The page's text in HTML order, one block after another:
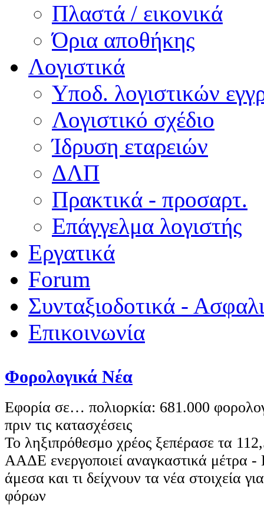
Πλαστά / εικονικά
Όρια αποθήκης
Λογιστικά
Υποδ. λογιστικών
Λογιστικό σχέδιο
Ίδρυση εταρειών
ΔΛΠ
Πρακτικά - προσαρτ.
Επάγγελμα λογιστής
Εργατικά
Forum
Συνταξιοδοτικά -
Επικοινωνία
Φορολογικά Νέα
Εφορία σε… πολιορκία: 681.000
πριν τις κατασχέσεις
Το ληξιπρόθεσμο χρέος ξεπέρασε τα
ΑΑΔΕ ενεργοποιεί αναγκαστικά μέτρα -
άμεσα και τι δείχνουν τα νέα στοιχεία
φόρων